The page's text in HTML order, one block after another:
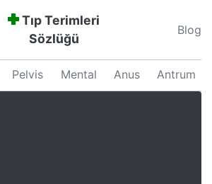
Tıp Terimleri
Sözlüğü
Blog
Pelvis Mental Anus
Antrum